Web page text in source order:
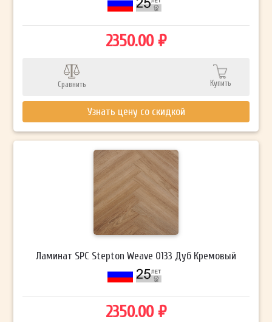
2350.00 ₽
Сравнить Купить
Узнать цену со скидкой
Ламинат SPC Stepton Weave 0133 Дуб Кремовый
2350.00 ₽